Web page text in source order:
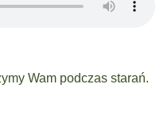
Wam podczas starań.